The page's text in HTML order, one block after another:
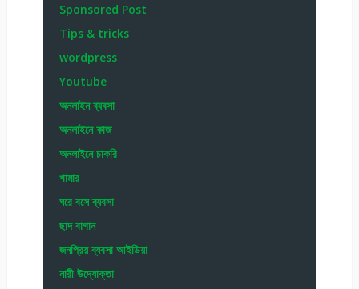
Sponsored Post
Tips & tricks
wordpress
Youtube
অনলাইন ব্যবসা
অনলাইনে কাজ
অনলাইনে চাকরি
খামার
ঘরে বসে ব্যবসা
ছাদ বাগান
জনপ্রিয় ব্যবসা আইডিয়া
নারী উদ্যোক্তা